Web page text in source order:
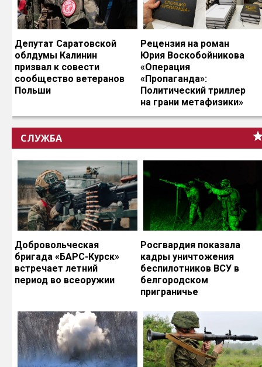
Депутат Саратовской
облдумы Калинин
призвал к совести
сообщество ветеранов
Польши
Рецензия на роман
Юрия Воскобойникова
«Операция
«Пропаганда»:
Политический триллер
на грани метафизики»
СЛУЖБА
Добровольческая
бригада «БАРС-Курск»
встречает летний
период во всеоружии
Росгвардия показала
кадры уничтожения
беспилотников ВСУ в
белгородском
приграничье